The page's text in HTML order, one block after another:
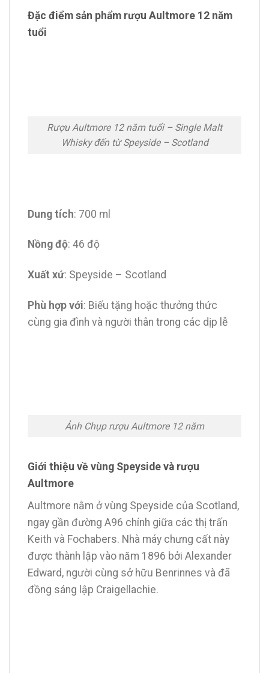
Đặc điểm sản phẩm rượu Aultmore 12 năm
tuổi
Rượu Aultmore 12 năm tuổi – Single Malt
Whisky đến từ Speyside – Scotland
Dung tích: 700 ml
Nồng độ: 46 độ
Xuất xứ: Speyside – Scotland
Phù hợp với: Biếu tặng hoặc thưởng thức
cùng gia đình và người thân trong các dịp lễ
Ảnh Chụp rượu Aultmore 12 năm
Giới thiệu về vùng Speyside và rượu
Aultmore
Aultmore nằm ở vùng Speyside của Scotland,
ngay gần đường A96 chính giữa các thị trấn
Keith và Fochabers. Nhà máy chưng cất này
được thành lập vào năm 1896 bởi Alexander
Edward, người cùng sở hữu Benrinnes và đã
đồng sáng lập Craigellachie.